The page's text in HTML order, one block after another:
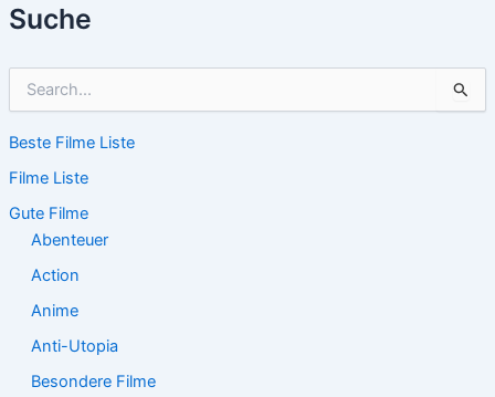
Suche
h
n
n
Beste Filme Liste
Filme Liste
Gute Filme
Abenteuer
Action
Anime
Anti-Utopia
Besondere Filme